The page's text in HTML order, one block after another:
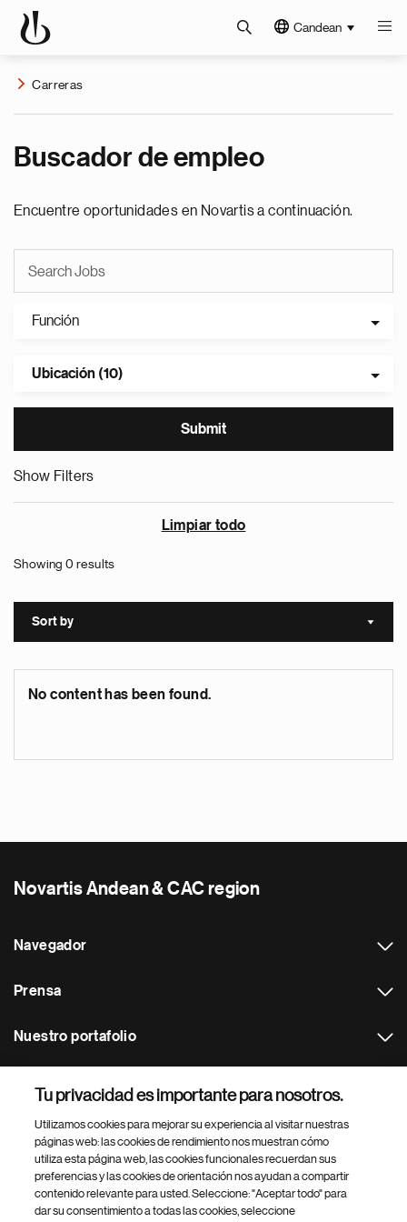
Candean
Carreras
Buscador de empleo
Encuentre oportunidades en Novartis a continuación.
Función
Ubicación (10)
Show Filters
Limpiar todo
Showing 0 results
Sort by Sort
No content has been found.
Novartis Andean & CAC region
Navegador
Prensa
Nuestro portafolio
Footer Site Search
Tu privacidad es importante para nosotros.
Utilizamos cookies para mejorar su experiencia al visitar nuestras
páginas web: las cookies de rendimiento nos muestran cómo
utiliza esta página web, las cookies funcionales recuerdan sus
preferencias y las cookies de orientación nos ayudan a compartir
contenido relevante para usted. Seleccione: "Aceptar todo" para
dar su consentimiento a todas las cookies, seleccione